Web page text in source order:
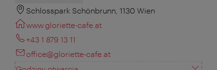
Schlosspark Schönbrunn, 1130 Wien
www.gloriette-cafe.at
+43 1 879 13 11
office@gloriette-cafe.at